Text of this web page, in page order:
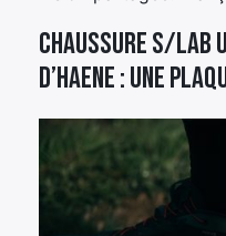
Chaussure S/Lab
D’Haene : une